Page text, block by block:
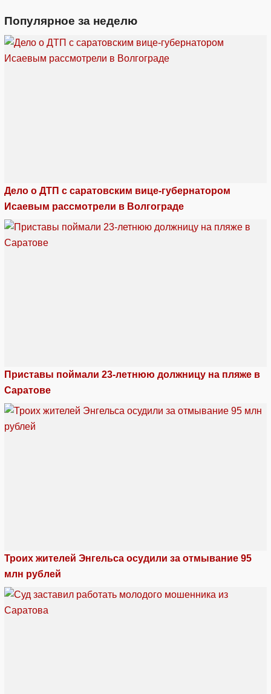
Популярное за неделю
Дело о ДТП с саратовским вице-губернатором
Исаевым рассмотрели в Волгограде
Приставы поймали 23-летнюю должницу на пляже в
Саратове
Троих жителей Энгельса осудили за отмывание 95
млн рублей